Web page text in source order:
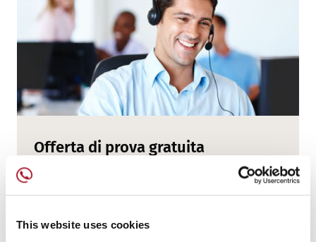
This website uses cookies
Offerta di prova gratuita
Si può provare peoplefone gratuitamente e
senza impegno per 30 giorni.